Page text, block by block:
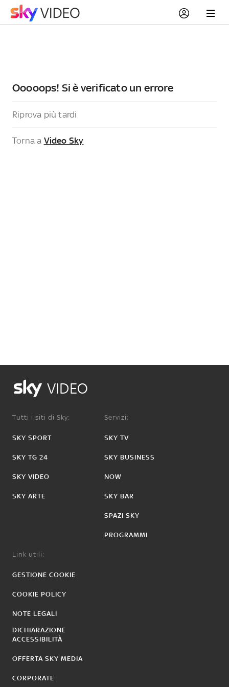
Ooooops! Si è verificato un errore
Riprova più tardi
Torna a Video Sky
VIDEO
Tutti i siti di Sky:
SKY SPORT
SKY TG 24
SKY VIDEO
SKY ARTE
Servizi:
SKY TV
SKY BUSINESS
NOW
SKY BAR
SPAZI SKY
PROGRAMMI
Link utili:
GESTIONE COOKIE
COOKIE POLICY
NOTE LEGALI
DICHIARAZIONE
ACCESSIBILITÀ
OFFERTA SKY MEDIA
CORPORATE